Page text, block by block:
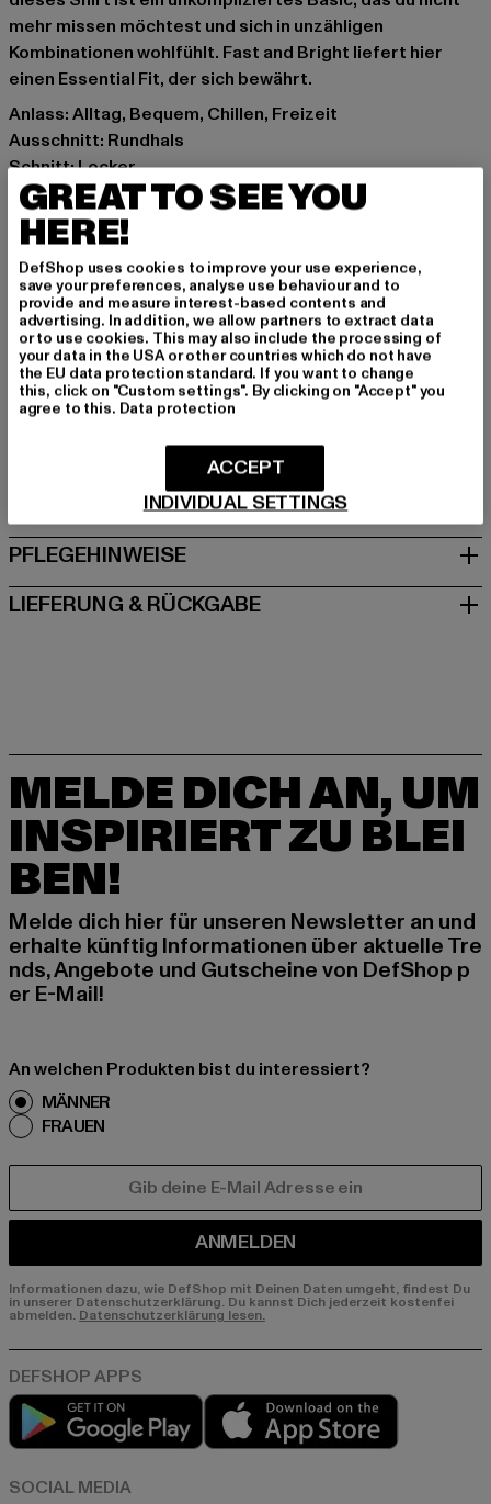
mehr missen möchtest und sich in unzähligen
Kombinationen wohlfühlt. Fast and Bright liefert hier
einen Essential Fit, der sich bewährt.
Anlass: Alltag, Bequem, Chillen, Freizeit
Ausschnitt: Rundhals
Schnitt: Locker
Marke: Fast and Bright
Kat.: T-Shirts
Farbe: schwarz
Hersteller Farbe: black
Materialzusammensetzung: 100% Baumwolle
Art.Nr: 2403100117-00007
Hersteller: Fast and Bright Clothing GmbH |
support@fastandbright.de
GRÖSSE & PASSFORM
PFLEGEHINWEISE
LIEFERUNG & RÜCKGABE
MELDE DICH AN, UM
INSPIRIERT ZU BLEI
BEN!
Melde dich hier für unseren Newsletter an und
erhalte künftig Informationen über aktuelle Tre
nds, Angebote und Gutscheine von DefShop p
er E-Mail!
An welchen Produkten bist du interessiert?
MÄNNER
FRAUEN
ANMELDEN
Informationen dazu, wie DefShop mit Deinen Daten umgeht, findest Du
in unserer Datenschutzerklärung. Du kannst Dich jederzeit kostenfei
abmelden. Datenschutzerklärung lesen.
Play market
GREAT TO SEE YOU
HERE!
DefShop uses cookies to improve your use experience,
save your preferences, analyse use behaviour and to
provide and measure interest-based contents and
advertising. In addition, we allow partners to extract data
or to use cookies. This may also include the processing of
your data in the USA or other countries which do not have
the EU data protection standard. If you want to change
this, click on "Custom settings". By clicking on "Accept" you
agree to this. Data protection
INDIVIDUAL SETTINGS
ACCEPT